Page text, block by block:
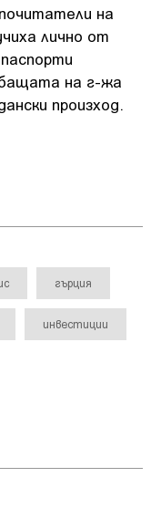
на
лично от
бащата на г-жа
произход.
гърция
инвестиции